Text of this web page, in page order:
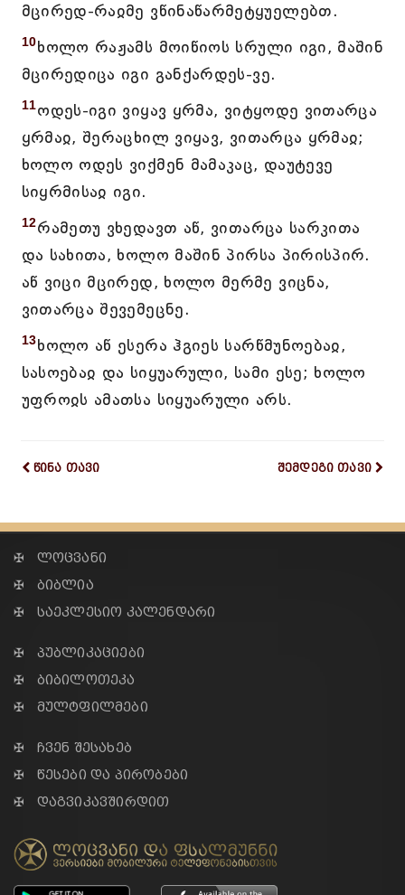
მცირედ-რაჲმე ვწინაწარმეტყუელებთ.
10ხოლო რაჟამს მოიწიოს სრული იგი, მაშინ
მცირედიცა იგი განქარდეს-ვე.
11ოდეს-იგი ვიყავ ყრმა, ვიტყოდე ვითარცა
ყრმაჲ, შერაცხილ ვიყავ, ვითარცა ყრმაჲ;
ხოლო ოდეს ვიქმენ მამაკაც, დაუტევე
სიყრმისაჲ იგი.
12რამეთუ ვხედავთ აწ, ვითარცა სარკითა
და სახითა, ხოლო მაშინ პირსა პირისპირ.
აწ ვიცი მცირედ, ხოლო მერმე ვიცნა,
ვითარცა შევემეცნე.
13ხოლო აწ ესერა ჰგიეს სარწმუნოებაჲ,
სასოებაჲ და სიყუარული, სამი ესე; ხოლო
უფროჲს ამათსა სიყუარული არს.
წინა თავი შემდეგი თავი
✠ ლოცვანი
✠ ბიბლია
✠ საეკლესიო კალენდარი
✠ პუბლიკაციები
✠ ბიბილოთეკა
✠ მულტფილმები
✠ ჩვენ შესახებ
✠ წესები და პირობები
✠ დაგვიკავშირდით